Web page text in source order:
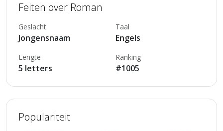
Feiten over Roman
Geslacht
Jongensnaam
Taal
Engels
Lengte
5 letters
Ranking
#1005
Populariteit